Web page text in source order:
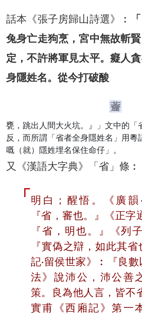
話本《張子房歸山詩選》︰
兔身亡走狗烹，宮中無故斬
定，不許將軍見太平。癡人
身隱姓名。從今打破酸
甕，跳出人間大火坑。』」文中的「
反，而所謂「省者全身隱姓名」用粵
嘅（就）隱姓埋名保住命仔」。
又《漢語大字典》「省」條︰
明白；醒悟。《廣韻
『省，審也。』《正字
『省，明也。』《列
『實偽之辯，如此其
記‧留侯世家》︰『良
法》說沛公，沛公善
策。良為他人言，皆不
實甫《西廂記》第一